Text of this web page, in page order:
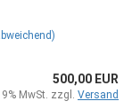
500,00 EUR
MwSt. zzgl. Versand